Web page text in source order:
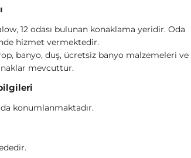
12 odası bulunan konaklama yeridir. Oda
hizmet vermektedir.
banyo, duş, ücretsiz banyo malzemeleri ve
mevcuttur.
konumlanmaktadır.